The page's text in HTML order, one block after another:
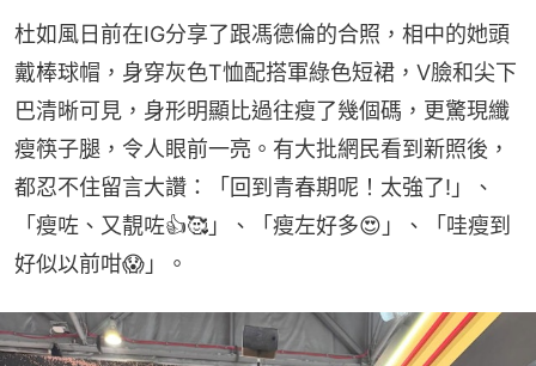
杜如風日前在IG分享了跟馮德倫的合照，相中的她頭
戴棒球帽，身穿灰色T恤配搭軍綠色短裙，V臉和尖下
巴清晰可見，身形明顯比過往瘦了幾個碼，更驚現纖
瘦筷子腿，令人眼前一亮。有大批網民看到新照後，
都忍不住留言大讚：「回到青春期呢！太強了!」、
「瘦咗、又靚咗👍🥰」、「瘦左好多😍」、「哇瘦到
好似以前咁😱」。